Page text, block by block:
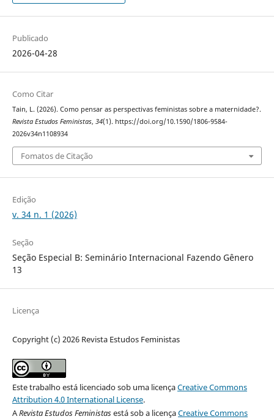
Publicado
2026-04-28
Como Citar
Tain, L. (2026). Como pensar as perspectivas feministas sobre a maternidade?.
Revista Estudos Feministas, 34(1). https://doi.org/10.1590/1806-9584-
2026v34n1108934
Fomatos de Citação
Edição
v. 34 n. 1 (2026)
Seção
Seção Especial B: Seminário Internacional Fazendo Gênero
13
Licença
Copyright (c) 2026 Revista Estudos Feministas
Este trabalho está licenciado sob uma licençaCreative Commons
Attribution 4.0 International License.
ARevista Estudos Feministasestá sob a licençaCreative Commons